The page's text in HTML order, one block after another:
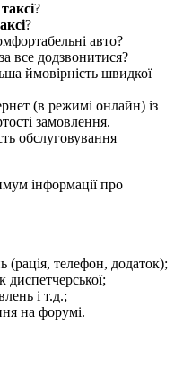
таксі?
?
авто?
все додзвонитися?
ймовірність швидкої
(в режимі онлайн) із
замовлення.
обслуговування
інформації про
телефон, додаток);
диспетчерської;
і т.д.;
на форумі.